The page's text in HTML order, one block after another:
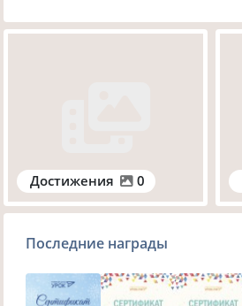
Достижения 0
Последние награды